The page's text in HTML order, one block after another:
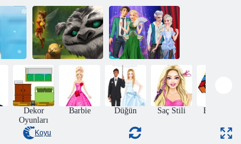
Asya Prensesi
Sihirli Makyaj
Disney Mulan'ı
Disney
Tinkerbell ve
Neverbeast
efsanesi Pixie
Hollow Pets
En İyi Kış
Çiftleri
Dekor
Oyunları
Barbie Düğün Saç Stili Bulmaca
Koyu